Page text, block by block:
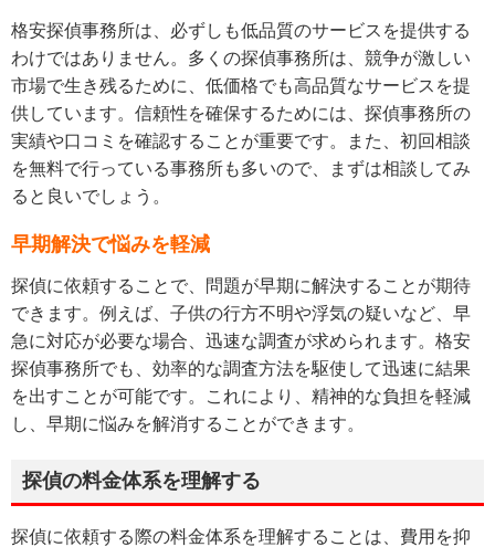
格安探偵事務所は、必ずしも低品質のサービスを提供する
わけではありません。多くの探偵事務所は、競争が激しい
市場で生き残るために、低価格でも高品質なサービスを提
供しています。信頼性を確保するためには、探偵事務所の
実績や口コミを確認することが重要です。また、初回相談
を無料で行っている事務所も多いので、まずは相談してみ
ると良いでしょう。
早期解決で悩みを軽減
探偵に依頼することで、問題が早期に解決することが期待
できます。例えば、子供の行方不明や浮気の疑いなど、早
急に対応が必要な場合、迅速な調査が求められます。格安
探偵事務所でも、効率的な調査方法を駆使して迅速に結果
を出すことが可能です。これにより、精神的な負担を軽減
し、早期に悩みを解消することができます。
探偵の料金体系を理解する
探偵に依頼する際の料金体系を理解することは、費用を抑